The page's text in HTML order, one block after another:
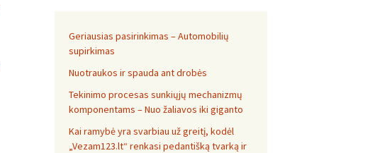
Geriausias pasirinkimas – Automobilių
supirkimas
Nuotraukos ir spauda ant drobės
Tekinimo procesas sunkiųjų mechanizmų
komponentams – Nuo žaliavos iki giganto
Kai ramybė yra svarbiau už greitį, kodėl
„Vezam123.lt“ renkasi pedantišką tvarką ir